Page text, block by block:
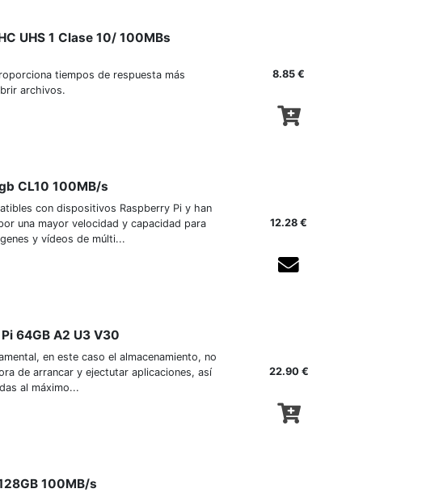
UHS 1 Clase 10/ 100MBs
tiempos de respuesta más
archivos.
8.85 €
CL10 100MB/s
con dispositivos Raspberry Pi y han
una mayor velocidad y capacidad para
y vídeos de múlti...
12.28 €
Agotado temporalmente
64GB A2 U3 V30
en este caso el almacenamiento, no
de arrancar y ejectutar aplicaciones, así
al máximo...
22.90 €
100MB/s